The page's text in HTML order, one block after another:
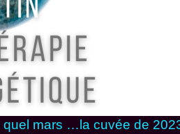
quel mars …la cuvée de